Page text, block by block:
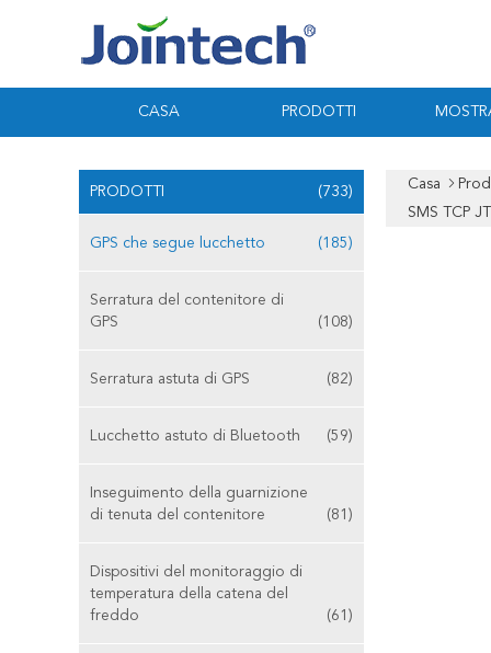
CASA PRODOTTI
PRODOTTI (733)
GPS che segue lucchetto (185)
Serratura del contenitore di
GPS
(108)
Serratura astuta di GPS (82)
Lucchetto astuto di Bluetooth (59)
Inseguimento della guarnizione
di tenuta del contenitore
(81)
Dispositivi del monitoraggio di
temperatura della catena del
freddo
(61)
Casa
SMS TCP